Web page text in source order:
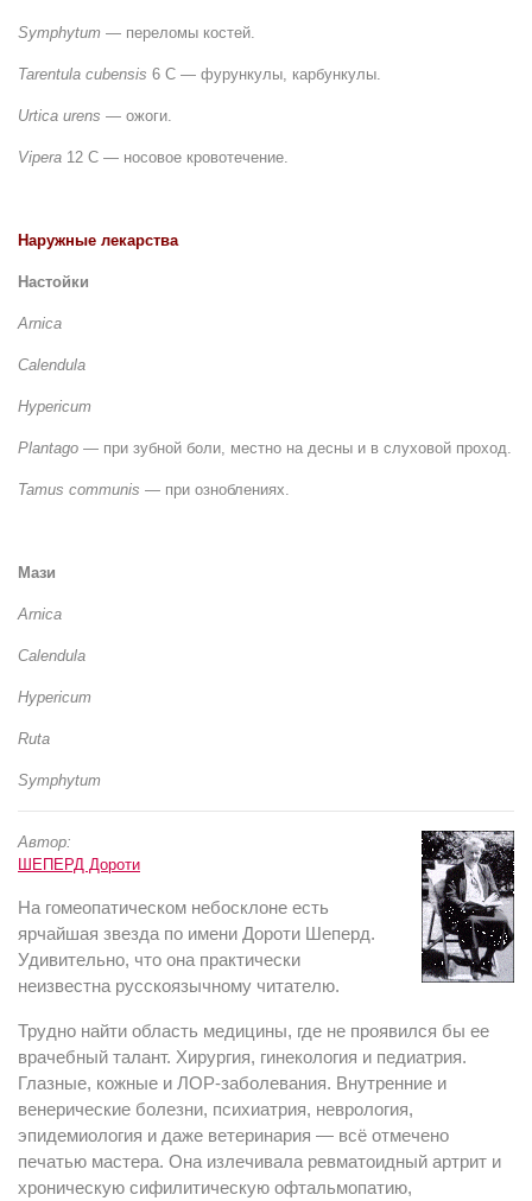
Symphytum — переломы костей.
Tarentula cubensis 6 С — фурункулы, карбункулы.
Urtica urens — ожоги.
Vipera 12 С — носовое кровотечение.
Наружные лекарства
Настойки
Arnica
Calendula
Hypericum
Plantago — при зубной боли, местно на десны и в слуховой проход.
Tamus communis — при озноблениях.
Мази
Arnica
Calendula
Hypericum
Ruta
Symphytum
Автор:
ШЕПЕРД Дороти
На гомеопатическом небосклоне есть
ярчайшая звезда по имени Дороти Шеперд.
Удивительно, что она практически
неизвестна русскоязычному читателю.
Трудно найти область медицины, где не проявился бы ее
врачебный талант. Хирургия, гинекология и педиатрия.
Глазные, кожные и ЛОР-заболевания. Внутренние и
венерические болезни, психиатрия, неврология,
эпидемиология и даже ветеринария — всё отмечено
печатью мастера. Она излечивала ревматоидный артрит и
хроническую сифилитическую офтальмопатию,